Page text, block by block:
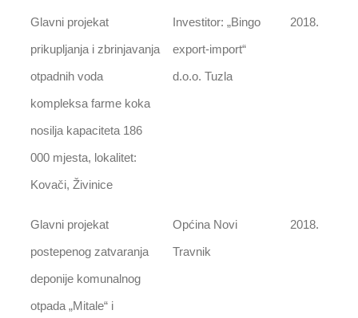
Glavni projekat
prikupljanja i zbrinjavanja
otpadnih voda
kompleksa farme koka
nosilja kapaciteta 186
000 mjesta, lokalitet:
Kovači, Živinice
Investitor: „Bingo
export-import“
d.o.o. Tuzla
2018.
Glavni projekat
postepenog zatvaranja
deponije komunalnog
otpada „Mitale“ i
Općina Novi
Travnik
2018.